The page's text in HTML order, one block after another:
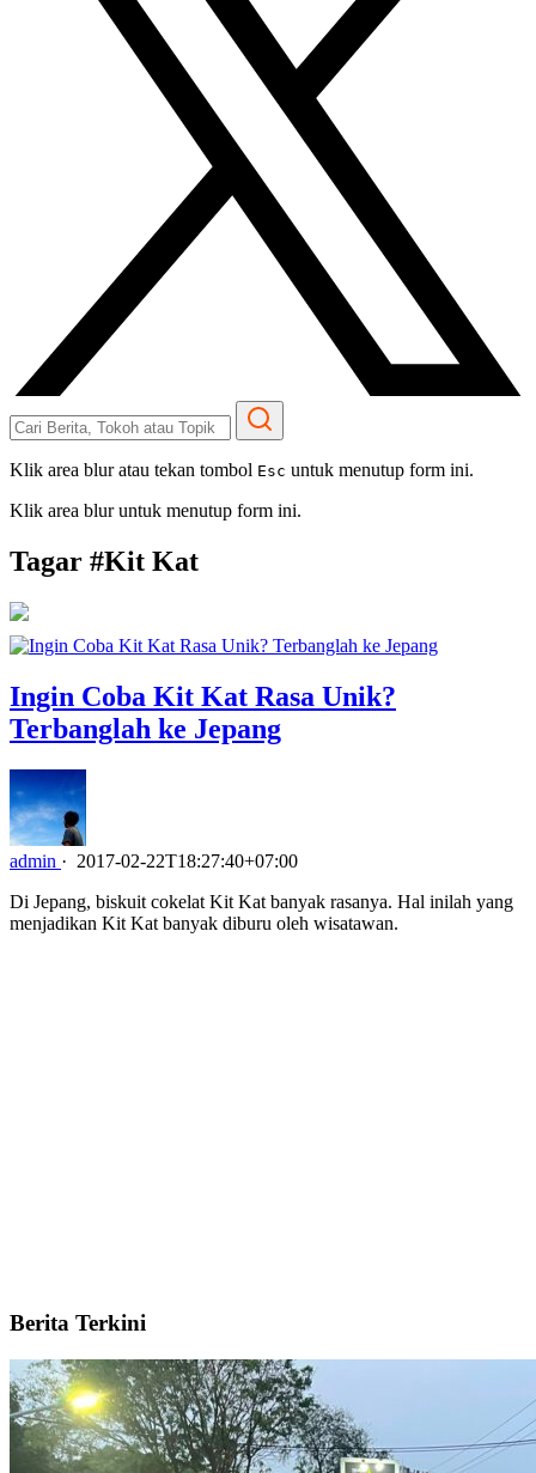
Klik area blur atau tekan tombol Esc untuk menutup form ini.
Klik area blur untuk menutup form ini.
Tagar #Kit Kat
Ingin Coba Kit Kat Rasa Unik?
Terbanglah ke Jepang
admin · 2017-02-22T18:27:40+07:00
Di Jepang, biskuit cokelat Kit Kat banyak rasanya. Hal inilah yang
menjadikan Kit Kat banyak diburu oleh wisatawan.
Berita Terkini